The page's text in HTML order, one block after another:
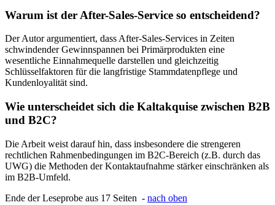
Warum ist der After-Sales-Service so entscheidend?
Der Autor argumentiert, dass After-Sales-Services in Zeiten
schwindender Gewinnspannen bei Primärprodukten eine
wesentliche Einnahmequelle darstellen und gleichzeitig
Schlüsselfaktoren für die langfristige Stammdatenpflege und
Kundenloyalität sind.
Wie unterscheidet sich die Kaltakquise zwischen B2B
und B2C?
Die Arbeit weist darauf hin, dass insbesondere die strengeren
rechtlichen Rahmenbedingungen im B2C-Bereich (z.B. durch das
UWG) die Methoden der Kontaktaufnahme stärker einschränken als
im B2B-Umfeld.
Ende der Leseprobe aus 17 Seiten - nach oben